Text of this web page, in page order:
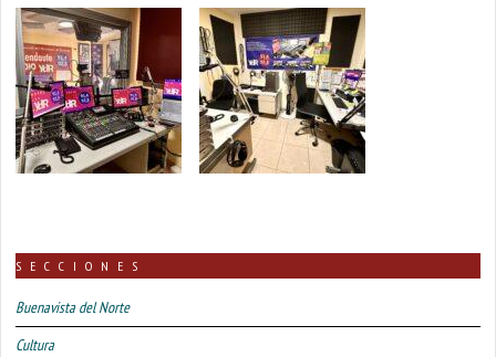
SECCIONES
Buenavista del Norte
Cultura